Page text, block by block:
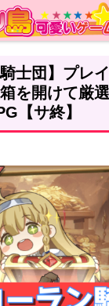
RPG
士団】プレ
を開けて厳
【サ終】